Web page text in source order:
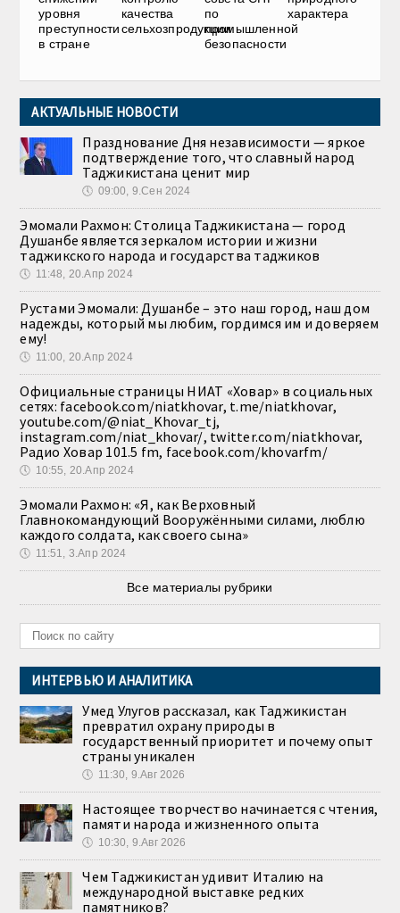
уровня
преступности
в стране
качества
сельхозпродукции
по
промышленной
безопасности
характера
АКТУАЛЬНЫЕ НОВОСТИ
Празднование Дня независимости — яркое
подтверждение того, что славный народ
Таджикистана ценит мир
🕔 09:00, 9.Сен 2024
Эмомали Рахмон: Столица Таджикистана — город
Душанбе является зеркалом истории и жизни
таджикского народа и государства таджиков
🕔 11:48, 20.Апр 2024
Рустами Эмомали: Душанбе – это наш город, наш дом
надежды, который мы любим, гордимся им и доверяем
ему!
🕔 11:00, 20.Апр 2024
Официальные страницы НИАТ «Ховар» в социальных
сетях: facebook.com/niatkhovar, t.me/niatkhovar,
youtube.com/@niat_Khovar_tj,
instagram.com/niat_khovar/, twitter.com/niatkhovar,
Радио Ховар 101.5 fm, facebook.com/khovarfm/
🕔 10:55, 20.Апр 2024
Эмомали Рахмон: «Я, как Верховный
Главнокомандующий Вооружёнными силами, люблю
каждого солдата, как своего сына»
🕔 11:51, 3.Апр 2024
Все материалы рубрики
ИНТЕРВЬЮ И АНАЛИТИКА
Умед Улугов рассказал, как Таджикистан
превратил охрану природы в
государственный приоритет и почему опыт
страны уникален
🕔 11:30, 9.Авг 2026
Настоящее творчество начинается с чтения,
памяти народа и жизненного опыта
🕔 10:30, 9.Авг 2026
Чем Таджикистан удивит Италию на
международной выставке редких
памятников?